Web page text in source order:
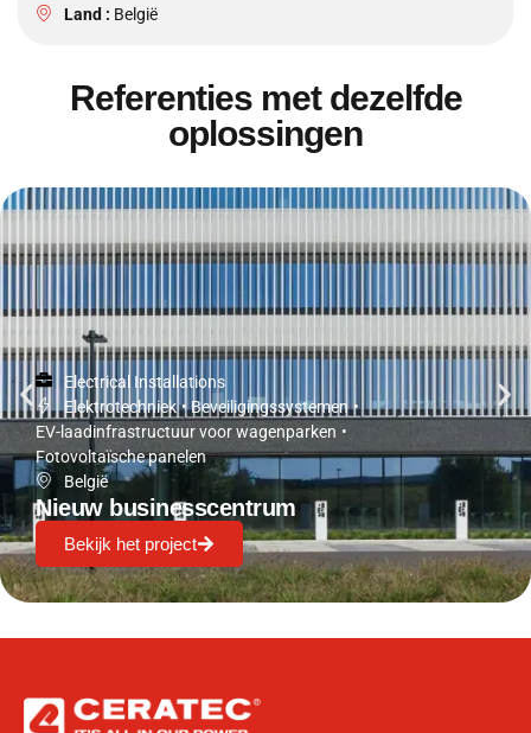
Land : België
Referenties met dezelfde
oplossingen
Electrical Installations
Elektrotechniek •Beveiligingssystemen •
EV-laadinfrastructuur voor wagenparken •
Fotovoltaïsche panelen
België
Nieuw businesscentrum
Bekijk het project